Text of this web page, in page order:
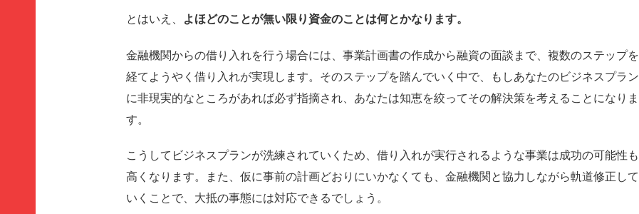
とはいえ、 よほどのことが無い限り資金のことは何とかなります。
金融機関からの借り入れを行う場合には、事業計画書の作成から融資の面談まで、複数のステップを
経てようやく借り入れが実現します。そのステップを踏んでいく中で、もしあなたのビジネスプラン
に非現実的なところがあれば必ず指摘され、あなたは知恵を絞ってその解決策を考えることになりま
す。
こうしてビジネスプランが洗練されていくため、借り入れが実行されるような事業は成功の可能性も
高くなります。また、仮に事前の計画どおりにいかなくても、金融機関と協力しながら軌道修正して
いくことで、大抵の事態には対応できるでしょう。